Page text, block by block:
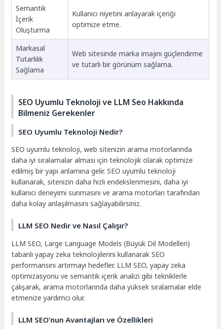
Semantik
İçerik
Oluşturma
Kullanıcı niyetini anlayarak içeriği
optimize etme.
Markasal
Tutarlılık
Sağlama
Web sitesinde marka imajını güçlendirme
ve tutarlı bir görünüm sağlama.
SEO Uyumlu Teknoloji ve LLM Seo Hakkında
Bilmeniz Gerekenler
SEO Uyumlu Teknoloji Nedir?
SEO uyumlu teknoloji, web sitenizin arama motorlarında
daha iyi sıralamalar alması için teknolojik olarak optimize
edilmiş bir yapı anlamına gelir. SEO uyumlu teknoloji
kullanarak, sitenizin daha hızlı endekslenmesini, daha iyi
kullanıcı deneyimi sunmasını ve arama motorları tarafından
daha kolay anlaşılmasını sağlayabilirsiniz.
LLM SEO Nedir ve Nasıl Çalışır?
LLM SEO, Large Language Models (Büyük Dil Modelleri)
tabanlı yapay zeka teknolojilerini kullanarak SEO
performansını artırmayı hedefler. LLM SEO, yapay zeka
optimizasyonu ve semantik içerik analizi gibi tekniklerle
çalışarak, arama motorlarında daha yüksek sıralamalar elde
etmenize yardımcı olur.
LLM SEO’nun Avantajları ve Özellikleri